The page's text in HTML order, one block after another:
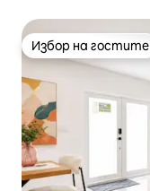
Избор на гостите
Избор на гостите